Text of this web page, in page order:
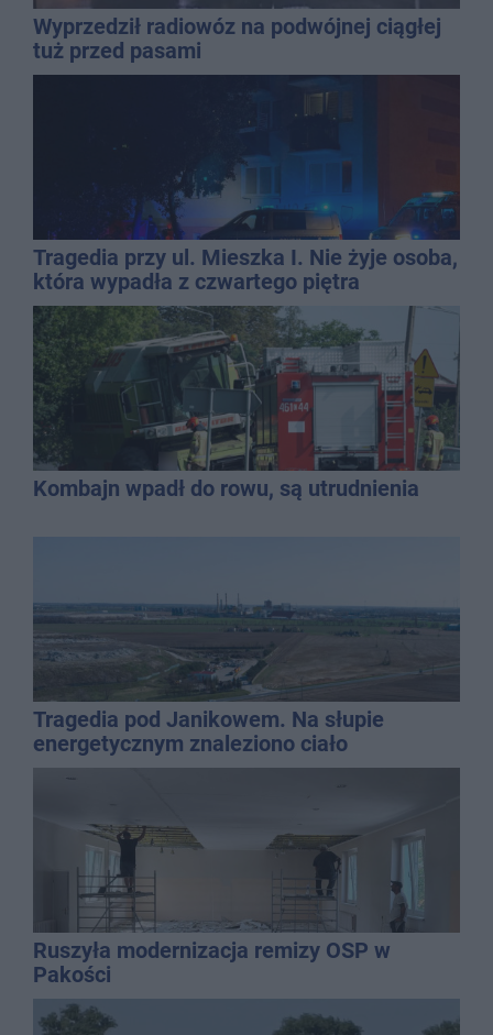
Wyprzedził radiowóz na podwójnej ciągłej
tuż przed pasami
Tragedia przy ul. Mieszka I. Nie żyje osoba,
która wypadła z czwartego piętra
Kombajn wpadł do rowu, są utrudnienia
Tragedia pod Janikowem. Na słupie
energetycznym znaleziono ciało
mężczyzny
Ruszyła modernizacja remizy OSP w
Pakości